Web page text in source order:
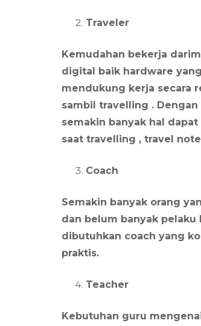
Traveler
Kemudahan bekerja
digital baik hardware
mendukung kerja secara
sambil travelling .
semakin banyak hal
saat travelling , travel
Coach
Semakin banyak orang
dan belum banyak
dibutuhkan coach yang
praktis.
Teacher
Kebutuhan guru